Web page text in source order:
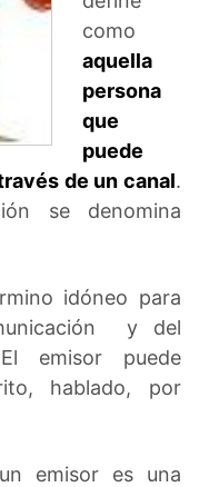
como
aquella
persona
que
puede
de un canal.
se denomina
idóneo para
y del
emisor puede
hablado, por
emisor es una